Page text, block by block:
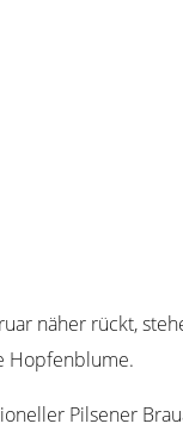
näher rückt,
Hopfenblume.
Pilsener